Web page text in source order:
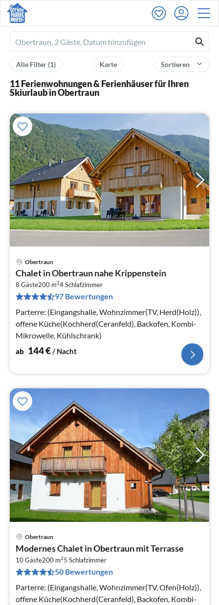
Ferienhausmiete
logo
Sortieren
Karte
Alle Filter(1)
11 Ferienwohnungen & Ferienhäuser für Ihren
Skiurlaub in Obertraun
Obertraun
Chalet in Obertraun nahe Krippenstein
8 Gäste200 m24Schlafzimmer
97 Bewertungen
Parterre: (Eingangshalle, Wohnzimmer(TV, Herd(Holz)),
offene Küche(Kochherd(Ceranfeld), Backofen, Kombi-
Mikrowelle, Kühlschrank)
ab 144€/ Nacht
Obertraun
Modernes Chalet in Obertraun mit Terrasse
10 Gäste200 m25 Schlafzimmer
50 Bewertungen
Parterre: (Eingangshalle, Wohnzimmer(TV, Ofen(Holz)),
offene Küche(Kochherd(Ceranfeld), Backofen, Kombi-